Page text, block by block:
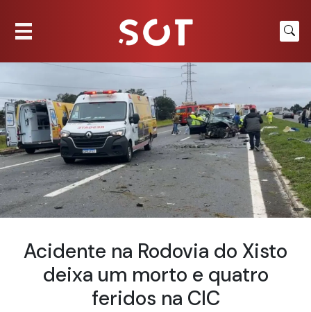
Acidente na Rodovia do Xisto
deixa um morto e quatro
feridos na CIC